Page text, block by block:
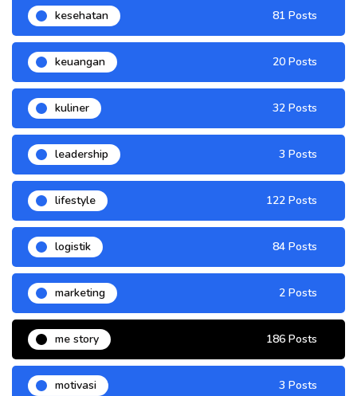
kesehatan 81 Posts
keuangan 20 Posts
kuliner 32 Posts
leadership 3 Posts
lifestyle 122 Posts
logistik 84 Posts
marketing 2 Posts
me story 186 Posts
motivasi 3 Posts